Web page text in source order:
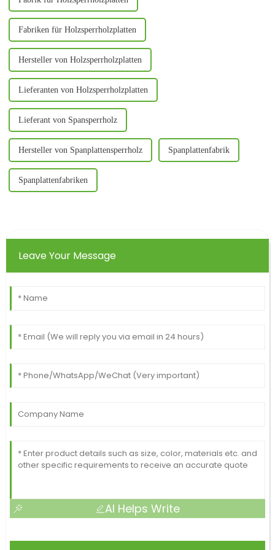
Fabriken für Holzsperrholzplatten
Hersteller von Holzsperrholzplatten
Lieferanten von Holzsperrholzplatten
Lieferant von Spansperrholz
Hersteller von Spanplattensperrholz Spanplattenfabrik
Spanplattenfabriken
Leave Your Message
AI Helps Write